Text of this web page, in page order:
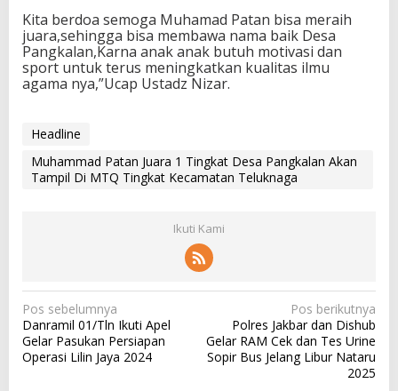
Kita berdoa semoga Muhamad Patan bisa meraih
juara,sehingga bisa membawa nama baik Desa
Pangkalan,Karna anak anak butuh motivasi dan
sport untuk terus meningkatkan kualitas ilmu
agama nya,”Ucap Ustadz Nizar.
Headline
Muhammad Patan Juara 1 Tingkat Desa Pangkalan Akan
Tampil Di MTQ Tingkat Kecamatan Teluknaga
Ikuti Kami
N
a
v
Pos sebelumnya
Danramil 01/Tln Ikuti Apel
Gelar Pasukan Persiapan
Operasi Lilin Jaya 2024
Pos berikutnya
Polres Jakbar dan Dishub
Gelar RAM Cek dan Tes Urine
Sopir Bus Jelang Libur Nataru
2025